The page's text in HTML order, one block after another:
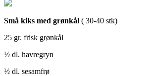
Små kiks med grønkål ( 30-40 stk)
25 gr. frisk grønkål
½ dl. havregryn
½ dl. sesamfrø